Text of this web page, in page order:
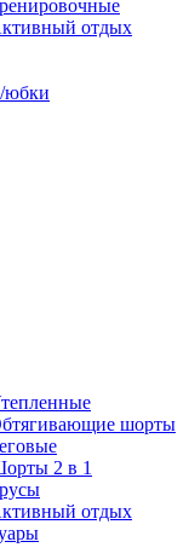
отдых
шорты
2 в 1
отдых